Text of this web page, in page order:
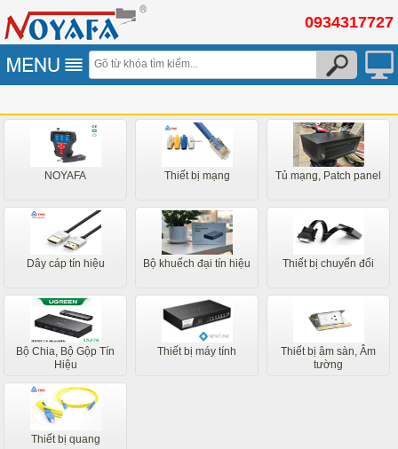
0934317727
NOYAFA Thiết bị mạng Tủ mạng, Patch panel
Dây cáp tín hiệu Bộ khuếch đại tín hiệu Thiết bị chuyển đổi
Bộ Chia, Bộ Gộp Tín
Hiệu
Thiết bị máy tính
Thiết bị âm sàn, Âm
tường
Thiết bị quang